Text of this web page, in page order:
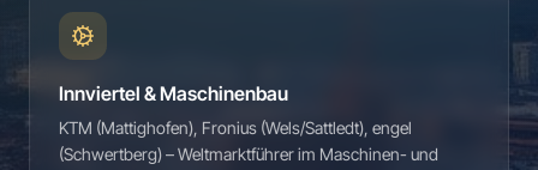
Innviertel & Maschinenbau
KTM (Mattighofen), Fronius (Wels/Sattledt), engel
(Schwertberg) – Weltmarktführer im Maschinen- und